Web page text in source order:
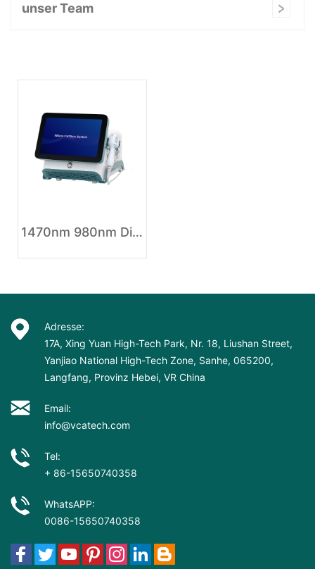
unser Team
1470nm 980nm Diode Laser Liposuction Surgery Machine
Adresse:
17A, Xing Yuan High-Tech Park, Nr. 18, Liushan Street,
Yanjiao National High-Tech Zone, Sanhe, 065200,
Langfang, Provinz Hebei, VR China
Email:
info@vcatech.com
Tel:
+ 86-15650740358
WhatsAPP:
0086-15650740358